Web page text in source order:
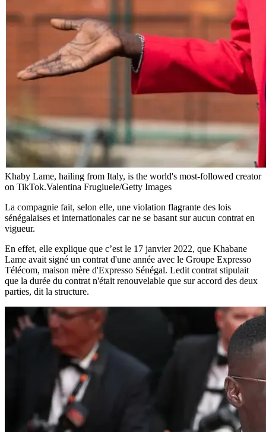
Khaby Lame, hailing from Italy, is the world's most-followed creator
on TikTok.Valentina Frugiuele/Getty Images
La compagnie fait, selon elle, une violation flagrante des lois
sénégalaises et internationales car ne se basant sur aucun contrat en
vigueur.
En effet, elle explique que c’est le 17 janvier 2022, que Khabane
Lame avait signé un contrat d'une année avec le Groupe Expresso
Télécom, maison mère d'Expresso Sénégal. Ledit contrat stipulait
que la durée du contrat n'était renouvelable que sur accord des deux
parties, dit la structure.